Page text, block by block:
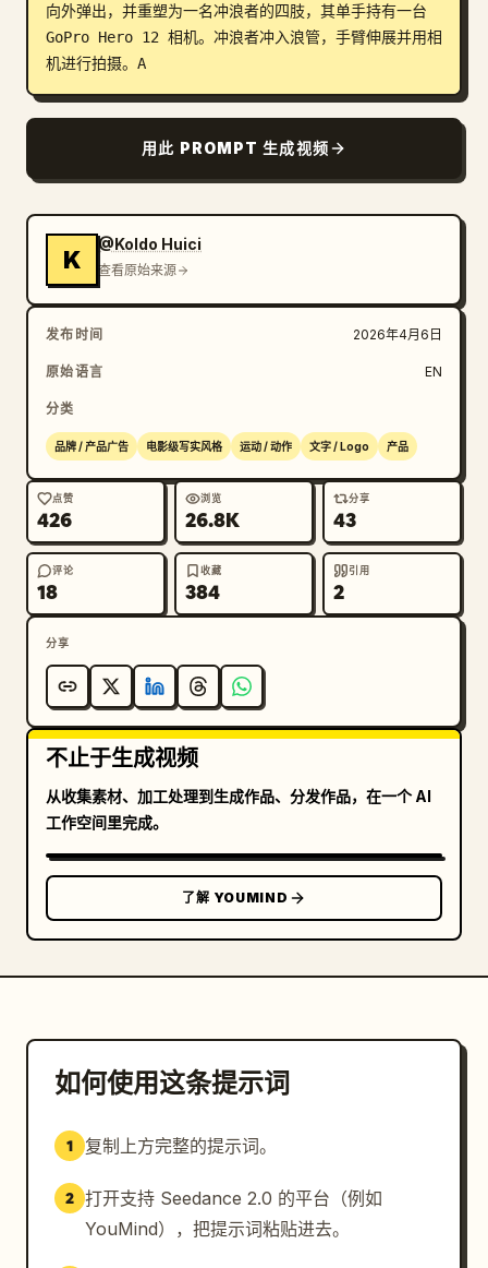
向外弹出，并重塑为一名冲浪者的四肢，其单手持有一台
GoPro Hero 12 相机。冲浪者冲入浪管，手臂伸展并用相
机进行拍摄。A
用此 PROMPT 生成视频
K
@Koldo Huici
查看原始来源
发布时间 2026年4月6日
原始语言 EN
分类
品牌 / 产品广告 电影级写实风格 运动 / 动作 文字 / Logo 产品
点赞
426
浏览
26.8K
分享
43
评论
18
收藏
384
引用
2
分享
不止于生成视频
从收集素材、加工处理到生成作品、分发作品，在一个 AI
工作空间里完成。
了解 YOUMIND
如何使用这条提示词
1 复制上方完整的提示词。
2 打开支持 Seedance 2.0 的平台（例如
YouMind），把提示词粘贴进去。